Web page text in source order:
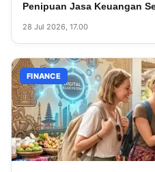
Penipuan Jasa Keuangan
28 Jul 2026, 17.00
FINANCE